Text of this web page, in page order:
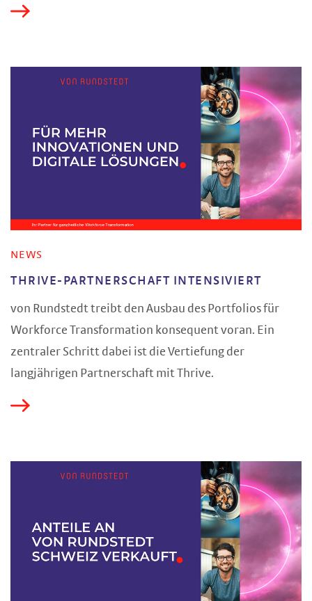
NEWS
THRIVE-PARTNERSCHAFT INTENSIVIERT
von Rundstedt treibt den Ausbau des Portfolios für
Workforce Transformation konsequent voran. Ein
zentraler Schritt dabei ist die Vertiefung der
langjährigen Partnerschaft mit Thrive.